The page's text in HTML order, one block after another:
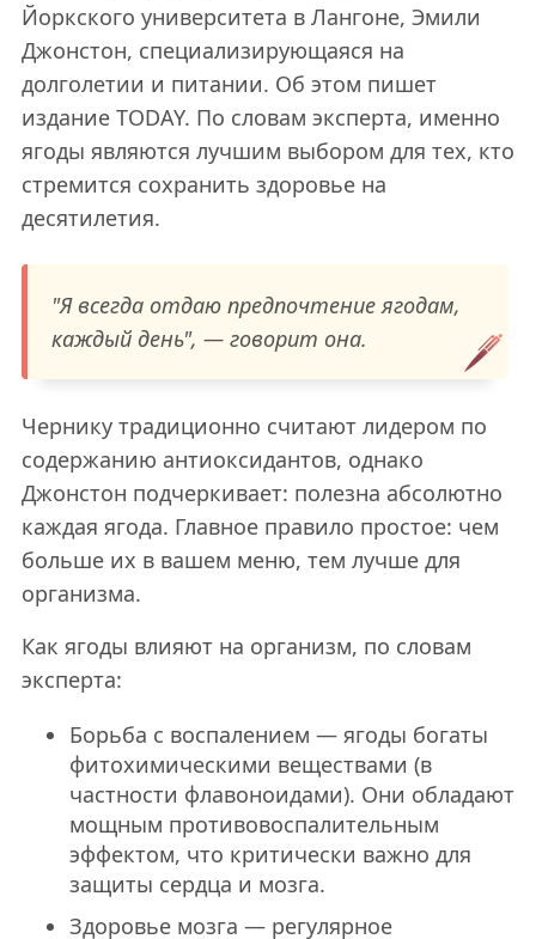
Йоркского университета в Лангоне, Эмили
Джонстон, специализирующаяся на
долголетии и питании. Об этом пишет
издание TODAY. По словам эксперта, именно
ягоды являются лучшим выбором для тех, кто
стремится сохранить здоровье на
десятилетия.
"Я всегда отдаю предпочтение ягодам,
каждый день", — говорит она.
Чернику традиционно считают лидером по
содержанию антиоксидантов, однако
Джонстон подчеркивает: полезна абсолютно
каждая ягода. Главное правило простое: чем
больше их в вашем меню, тем лучше для
организма.
Как ягоды влияют на организм, по словам
эксперта:
Борьба с воспалением — ягоды богаты
фитохимическими веществами (в
частности флавоноидами). Они обладают
мощным противовоспалительным
эффектом, что критически важно для
защиты сердца и мозга.
Здоровье мозга — регулярное